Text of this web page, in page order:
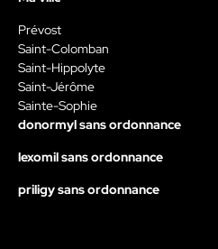
Prévost
Saint-Colomban
Saint-Hippolyte
Saint-Jérôme
Sainte-Sophie
donormyl sans ordonnance
lexomil sans ordonnance
priligy sans ordonnance